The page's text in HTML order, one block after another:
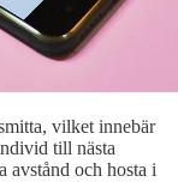
vilket innebär
till nästa
avstånd och hosta i